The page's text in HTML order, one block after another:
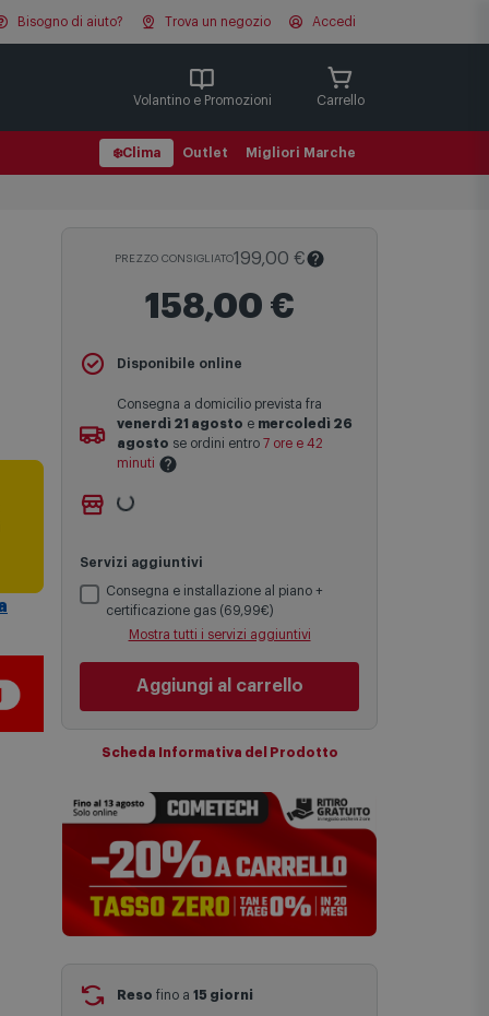
Bisogno di aiuto? Trova un negozio Accedi
Volantino e Promozioni Carrello
❄️Clima Outlet Migliori Marche
PREZZO CONSIGLIATO199,00 €
158,00 €
Il Prezzo Consigliato
vendita suggerito al pubblico dal
produttore e viene mostrato al fine di
fornire un confronto con il prezzo finale
di vendita anche in assenza di sconti.
Maggiori informazioni
Disponibile online
Consegna a domicilio prevista fra
venerdì 21 agosto e mercoledì 26
agosto se ordini entro 7 ore e 42
minuti
Le date previste per la consegna sono
statistiche di consegna in possesso di
I tempi di consegna effettivi potrebbero
variare in situazioni specifiche (ad
esempio consegne verso zone
regioni montane, consegna nei periodi
festivi e ricorrenze principali o in
acquistati in modalità di prenotazione
uscita indicata nella pagina del
prodotto.
Ritiro gratuito presso
Servizi aggiuntivi
certificazione gas (69,99€)